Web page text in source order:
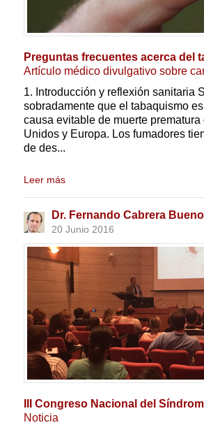
Preguntas frecuentes acerca del
Artículo médico divulgativo sobre
1. Introducción y reflexión sanitaria
sobradamente que el tabaquismo
causa evitable de muerte
Unidos y Europa. Los fumadores
de des...
Leer más
Dr. Fernando Cabrera Bueno
20 Junio 2016
III Congreso Nacional del
Noticia